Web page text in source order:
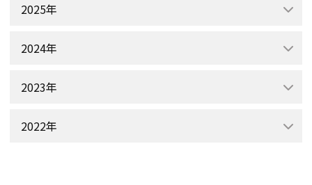
2025年
2024年
2023年
2022年